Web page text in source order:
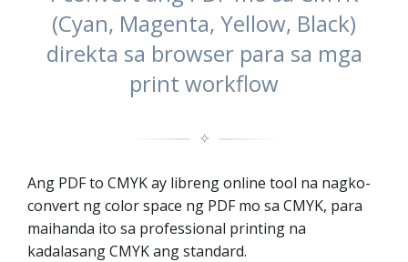
(Cyan, Magenta, Yellow, Black)
direkta sa browser para sa mga
print workflow
✧
Ang PDF to CMYK ay libreng online tool na nagko-
convert ng color space ng PDF mo sa CMYK, para
maihanda ito sa professional printing na
kadalasang CMYK ang standard.